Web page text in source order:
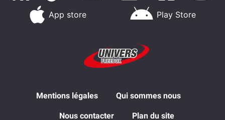
App store Play Store
Mentions légales Qui sommes nous
Nous contacter Plan du site